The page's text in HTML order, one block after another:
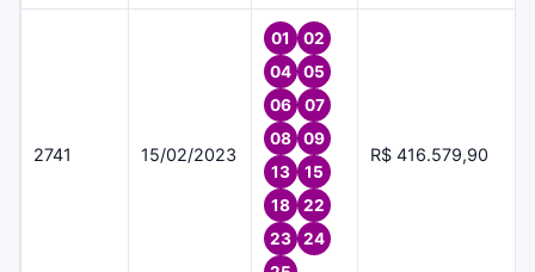
2741 15/02/2023
01
02
04
05
06
07
08
09
13
15
18
22
23
24
R$ 416.579,90